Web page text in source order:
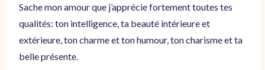
Sache mon amour que j’apprécie fortement toutes tes
qualités: ton intelligence, ta beauté intérieure et
extérieure, ton charme et ton humour, ton charisme et ta
belle présente.